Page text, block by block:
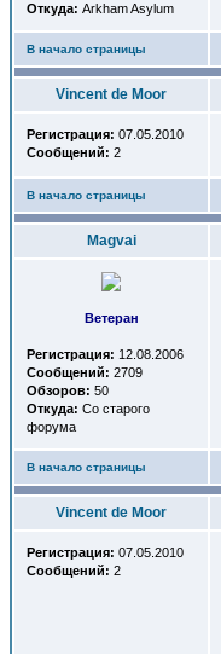
Откуда: Arkham Asylum
В начало страницы
Vincent de Moor
Регистрация: 07.05.2010
Сообщений: 2
В начало страницы
Magvai
Ветеран
Регистрация: 12.08.2006
Сообщений: 2709
Обзоров: 50
Откуда: Со старого
форума
В начало страницы
Vincent de Moor
Регистрация: 07.05.2010
Сообщений: 2